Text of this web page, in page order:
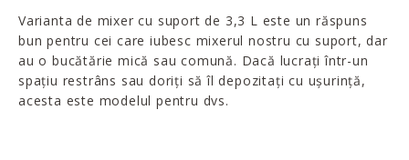
Varianta de mixer cu suport de 3,3 L este un răspuns
bun pentru cei care iubesc mixerul nostru cu suport, dar
au o bucătărie mică sau comună. Dacă lucrați într-un
spațiu restrâns sau doriți să îl depozitați cu ușurință,
acesta este modelul pentru dvs.